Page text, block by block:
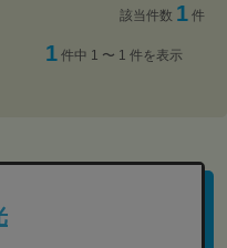
該当件数 1 件
1 件中 1 〜 1 件を表示